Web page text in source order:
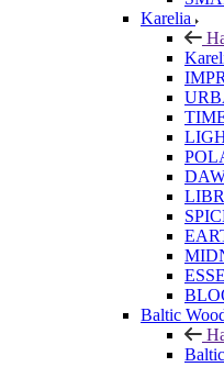
Karelia
Baltic